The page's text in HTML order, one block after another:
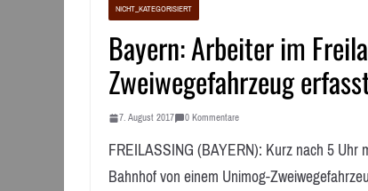
NICHT_KATEGORISIERT
Bayern: Arbeiter im
Zweiwegefahrzeug
7. August 2017 0 Kommentare
FREILASSING (BAYERN): Kurz nach 5
Bahnhof von einem Unimog-